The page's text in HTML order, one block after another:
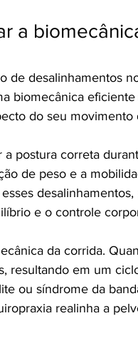
a
de desalinhamentos
biomecânica
do seu movimento
postura correta
de peso e a
e o controle
da corrida.
resultando em um
ou síndrome da
realinha a